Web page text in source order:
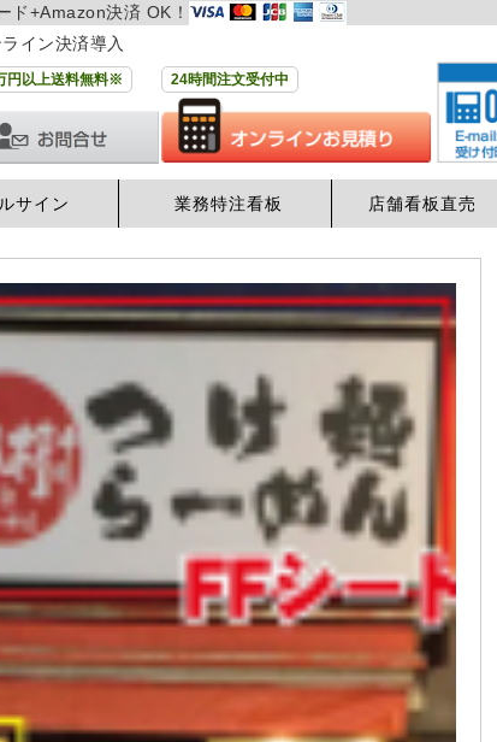
ド+Amazon決済 OK！
イン決済導入
円以上送料無料※ 24時間注文受付中
サイン 業務特注看板 店舗看板直売